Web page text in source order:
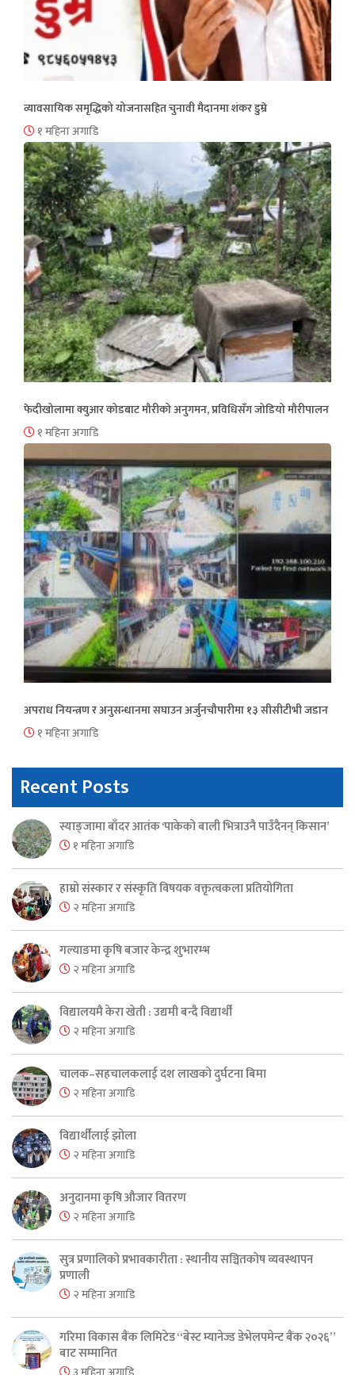
व्यावसायिक समृद्धिको योजनासहित चुनावी मैदानमा शंकर डुम्रे
१ महिना अगाडि
फेदीखोलामा क्युआर कोडबाट मौरीको अनुगमन, प्रविधिसँग जोडियो मौरीपालन
१ महिना अगाडि
अपराध नियन्त्रण र अनुसन्धानमा सघाउन अर्जुनचौपारीमा १३ सीसीटीभी जडान
१ महिना अगाडि
Recent Posts
स्याङ्जामा बाँदर आतंक ‘पाकेको बाली भित्राउनै पाउँदैनन् किसान’
१ महिना अगाडि
हाम्रो संस्कार र संस्कृति विषयक वक्तृत्वकला प्रतियोगिता
२ महिना अगाडि
गल्याङमा कृषि बजार केन्द्र शुभारम्भ
२ महिना अगाडि
विद्यालयमै केरा खेती : उद्यमी बन्दै विद्यार्थी
२ महिना अगाडि
चालक–सहचालकलाई दश लाखको दुर्घटना बिमा
२ महिना अगाडि
विद्यार्थीलाई झोला
२ महिना अगाडि
अनुदानमा कृषि औजार वितरण
२ महिना अगाडि
सुत्र प्रणालिको प्रभावकारीता : स्थानीय सञ्चितकोष व्यवस्थापन
प्रणाली
२ महिना अगाडि
गरिमा विकास बैंक लिमिटेड “बेस्ट म्यानेज्ड डेभेलपमेन्ट बैंक २०२६”
बाट सम्मानित